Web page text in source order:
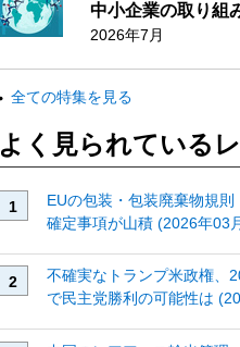
中小企業の取り組
2026年7月
全ての特集を見る
よく見られている
EUの包装・包装廃棄物規則
確定事項が山積 (2026年03
不確実なトランプ米政権、
で民主党勝利の可能性は